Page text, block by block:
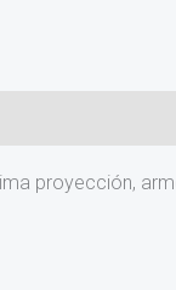
proyección,